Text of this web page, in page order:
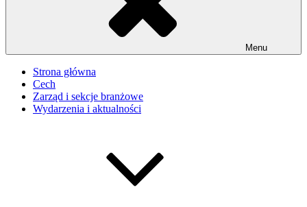
Menu
Strona główna
Cech
Zarząd i sekcje branżowe
Wydarzenia i aktualności